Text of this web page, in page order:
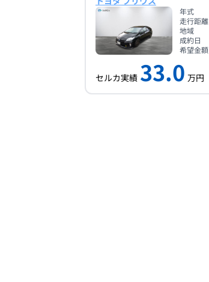
年式
走行距離
地域
成約日
希望金額
セルカ実績 33.0 万円